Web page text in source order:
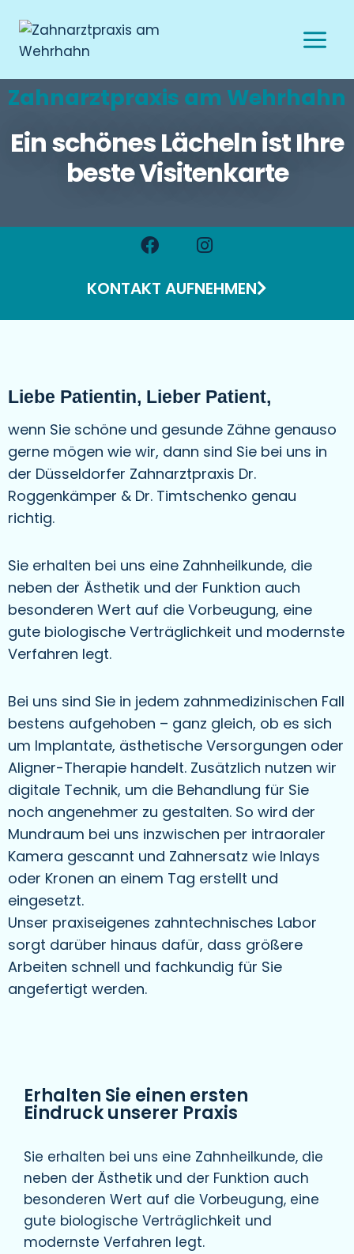
Zahnarztpraxis am Wehrhahn
Ein schönes Lächeln ist Ihre
beste Visitenkarte
KONTAKT AUFNEHMEN
Liebe Patientin, Lieber Patient,
wenn Sie schöne und gesunde Zähne genauso
gerne mögen wie wir, dann sind Sie bei uns in
der Düsseldorfer Zahnarztpraxis Dr.
Roggenkämper & Dr. Timtschenko genau
richtig.
Sie erhalten bei uns eine Zahnheilkunde, die
neben der Ästhetik und der Funktion auch
besonderen Wert auf die Vorbeugung, eine
gute biologische Verträglichkeit und modernste
Verfahren legt.
Bei uns sind Sie in jedem zahnmedizinischen Fall
bestens aufgehoben – ganz gleich, ob es sich
um Implantate, ästhetische Versorgungen oder
Aligner-Therapie handelt. Zusätzlich nutzen wir
digitale Technik, um die Behandlung für Sie
noch angenehmer zu gestalten. So wird der
Mundraum bei uns inzwischen per intraoraler
Kamera gescannt und Zahnersatz wie Inlays
oder Kronen an einem Tag erstellt und
eingesetzt.
Unser praxiseigenes zahntechnisches Labor
sorgt darüber hinaus dafür, dass größere
Arbeiten schnell und fachkundig für Sie
angefertigt werden.
Erhalten Sie einen ersten
Eindruck unserer Praxis
Sie erhalten bei uns eine Zahnheilkunde, die
neben der Ästhetik und der Funktion auch
besonderen Wert auf die Vorbeugung, eine
gute biologische Verträglichkeit und
modernste Verfahren legt.